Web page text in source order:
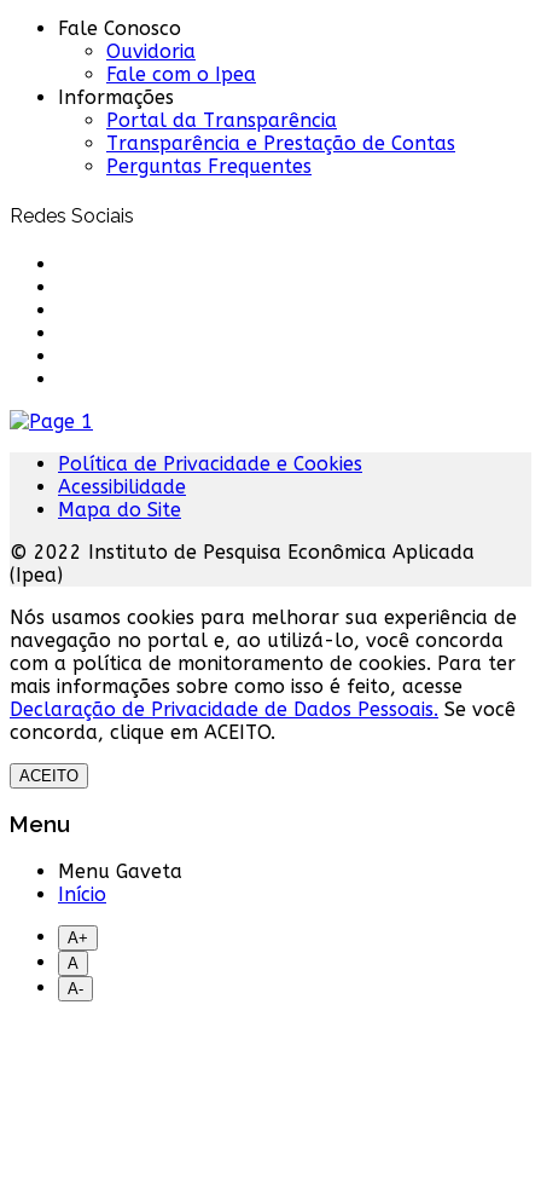
Fale Conosco
Ouvidoria
Fale com o Ipea
Informações
Portal da Transparência
Transparência e Prestação de Contas
Perguntas Frequentes
Redes Sociais
Política de Privacidade e Cookies
Acessibilidade
Mapa do Site
© 2022 Instituto de Pesquisa Econômica Aplicada
(Ipea)
Nós usamos cookies para melhorar sua experiência de
navegação no portal e, ao utilizá-lo, você concorda
com a política de monitoramento de cookies. Para ter
mais informações sobre como isso é feito, acesse
Declaração de Privacidade de Dados Pessoais. Se você
concorda, clique em ACEITO.
ACEITO
Menu
Menu Gaveta
Início
A+
A
A-